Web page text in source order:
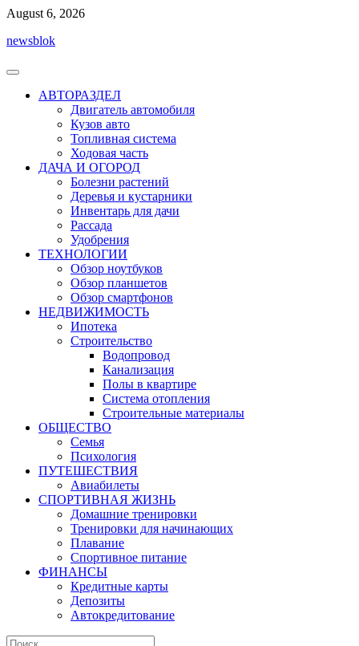
Перейти
содержимому
August 6, 2026
newsblok
АВТОРАЗДЕЛ
Двигатель автомобиля
Кузов авто
Топливная система
Ходовая часть
ДАЧА И ОГОРОД
Болезни растений
Деревья и кустарники
Инвентарь для дачи
Рассада
Удобрения
ТЕХНОЛОГИИ
Обзор ноутбуков
Обзор планшетов
Обзор смартфонов
НЕДВИЖИМОСТЬ
Ипотека
Строительство
Водопровод
Канализация
Полы в квартире
Система отопления
Строительные материалы
ОБЩЕСТВО
Семья
Психология
ПУТЕШЕСТВИЯ
Авиабилеты
СПОРТИВНАЯ ЖИЗНЬ
Домашние тренировки
Тренировки для начинающих
Плавание
Спортивное питание
ФИНАНСЫ
Кредитные карты
Депозиты
Автокредитование